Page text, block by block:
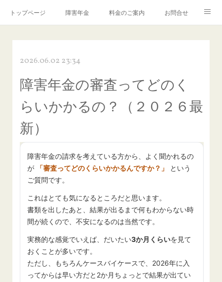
トップページ 障害年金 料金のご案内 お問合せ
2026.06.02 23:34
障害年金の審査ってどのく
らいかかるの？（２０２６最
新）